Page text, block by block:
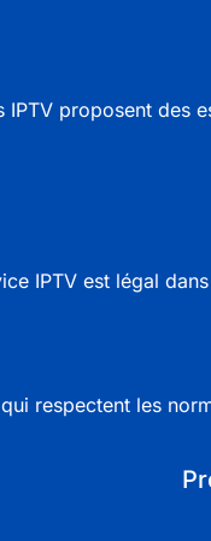
IPTVproposent des
IPTV est légal
respectent les